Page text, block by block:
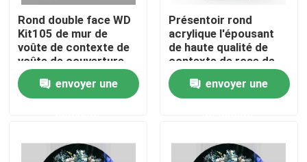
Aperçu
Vidéos
Rond double face WD
Kit105 de mur de
voûte de contexte de
voûte de couverture
de cadre de support
de contexte de voûte
de mariage de tube de
envoyer une
Présentoir rond
acrylique l'épousant
de haute qualité de
contexte de rose de
tissu de velours de
décoration de
contexte
envoyer une